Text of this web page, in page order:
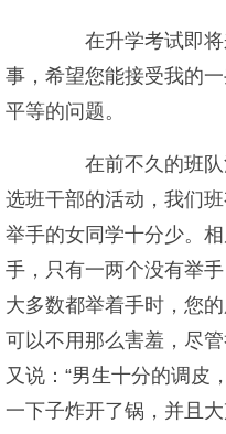
在升学考试即将
事，希望您能接受我的
平等的问题。
在前不久的班队
选班干部的活动，我们
举手的女同学十分少。
手，只有一两个没有举
大多数都举着手时，您
可以不用那么害羞，尽
又说：“男生十分的调皮
一下子炸开了锅，并且